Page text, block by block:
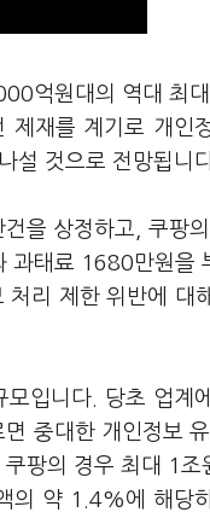
억원대의 역대 최
재를 계기로 개인
설 것으로 전망됩니
을 상정하고, 쿠팡
태료 1680만원을
처리 제한 위반에 대
입니다. 당초 업계
중대한 개인정보
팡의 경우 최대 1조
의 약 1.4%에 해당